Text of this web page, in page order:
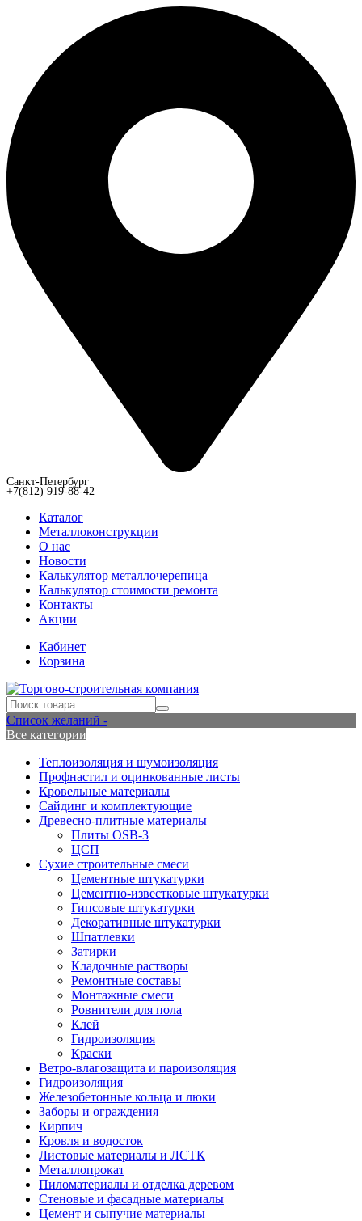
Санкт-Петербург
+7(812) 919-88-42
Каталог
Металлоконструкции
О нас
Новости
Калькулятор металлочерепица
Калькулятор стоимости ремонта
Контакты
Акции
Кабинет
Корзина
Список желаний -
Все категории
Теплоизоляция и шумоизоляция
Профнастил и оцинкованные листы
Кровельные материалы
Сайдинг и комплектующие
Древесно-плитные материалы
Плиты OSB-3
ЦСП
Сухие строительные смеси
Цементные штукатурки
Цементно-известковые штукатурки
Гипсовые штукатурки
Декоративные штукатурки
Шпатлевки
Затирки
Кладочные растворы
Ремонтные составы
Монтажные смеси
Ровнители для пола
Клей
Гидроизоляция
Краски
Ветро-влагозащита и пароизоляция
Гидроизоляция
Железобетонные кольца и люки
Заборы и ограждения
Кирпич
Кровля и водосток
Листовые материалы и ЛСТК
Металлопрокат
Пиломатериалы и отделка деревом
Стеновые и фасадные материалы
Цемент и сыпучие материалы